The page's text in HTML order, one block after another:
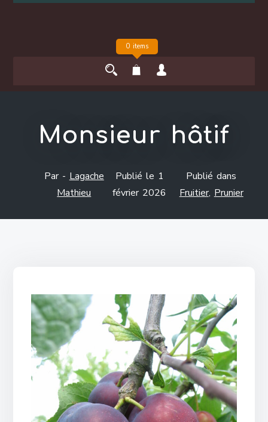
0 items
Monsieur hâtif
Par - Lagache
Mathieu
Publié le 1
février 2026
Publié dans
Fruitier, Prunier